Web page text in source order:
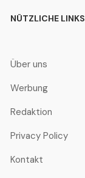
NÜTZLICHE LINKS
Über uns
Werbung
Redaktion
Privacy Policy
Kontakt